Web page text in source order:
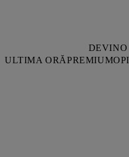
DEVINO
ULTIMA ORĂPREMIUM